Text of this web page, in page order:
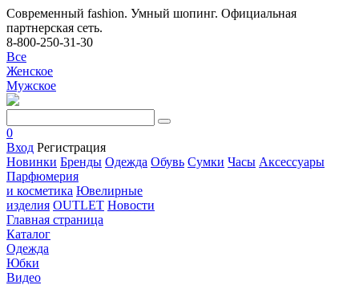
Современный fashion. Умный шопинг. Официальная
партнерская сеть.
8-800-250-31-30
Все
Женское
Мужское
0
Вход Регистрация
Новинки Бренды Одежда Обувь Сумки Часы Аксессуары
Парфюмерия
и косметика Ювелирные
изделия OUTLET Новости
Главная страница
Каталог
Одежда
Юбки
Видео